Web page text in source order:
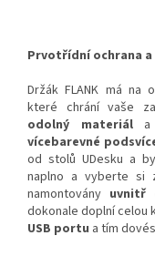
Prvotřídní ochrana a
Držák FLANK má na
které chrání vaše
odolný materiála
vícebarevné
od stolů UDesku a
naplno a vyberte si
namontovány uvnitř
dokonale doplní celou
USB portu a tím